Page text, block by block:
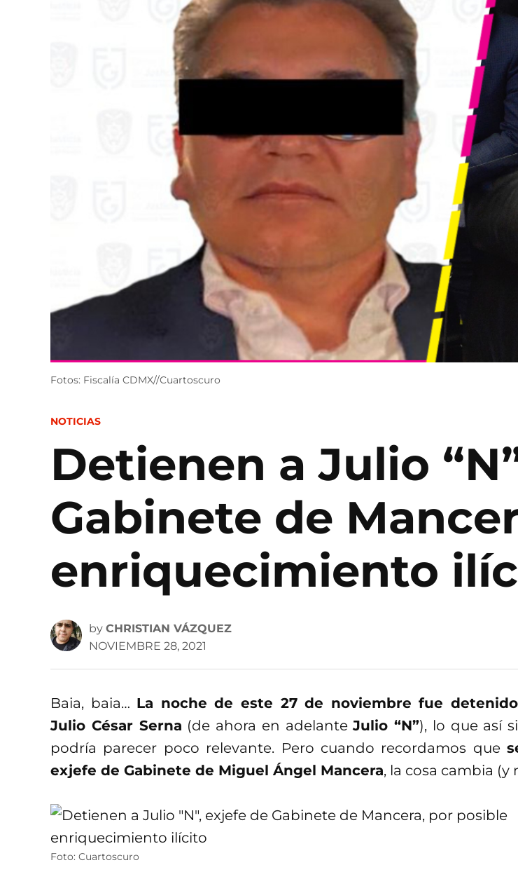
Fotos: Fiscalía CDMX//Cuartoscuro
POSTED
NOTICIAS
Detienen a Julio
Gabinete de
enriquecimiento
by CHRISTIAN VÁZQUEZ
NOVIEMBRE 28, 2021
Baia, baia… La noche de este 27 de noviembre fue
Julio César Serna (de ahora en adelanteJulio “N”), lo que así
podría parecer poco relevante. Pero cuando recordamos que
exjefe de Gabinete de Miguel Ángel Mancera, la cosa cambia (y
Foto: Cuartoscuro